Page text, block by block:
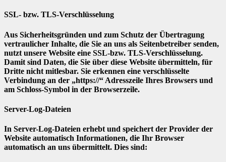
SSL- bzw. TLS-Verschlüsselung
Aus Sicherheitsgründen und zum Schutz der Übertragung
vertraulicher Inhalte, die Sie an uns als Seitenbetreiber senden,
nutzt unsere Website eine SSL-bzw. TLS-Verschlüsselung.
Damit sind Daten, die Sie über diese Website übermitteln, für
Dritte nicht mitlesbar. Sie erkennen eine verschlüsselte
Verbindung an der „https://“ Adresszeile Ihres Browsers und
am Schloss-Symbol in der Browserzeile.
Server-Log-Dateien
In Server-Log-Dateien erhebt und speichert der Provider der
Website automatisch Informationen, die Ihr Browser
automatisch an uns übermittelt. Dies sind: